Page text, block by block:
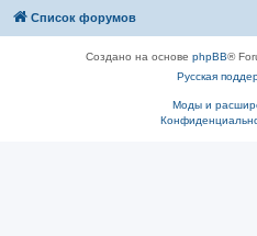
Список форумов
Создано на основе phpBB®
Русская
Моды и